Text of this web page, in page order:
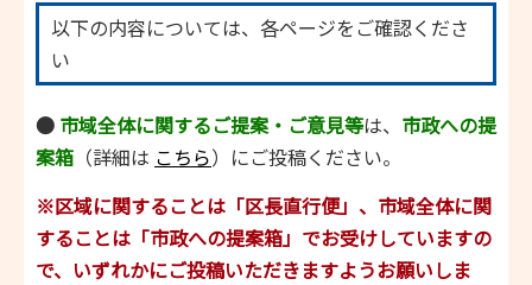
以下の内容については、各ページをご確認くださ
い
● 市域全体に関するご提案・ご意見等は、 市政への提
案箱 （詳細は こちら）にご投稿ください。
※区域に関することは「区長直行便」、市域全体に関
することは「市政への提案箱」でお受けしていますの
で、いずれかにご投稿いただきますようお願いしま